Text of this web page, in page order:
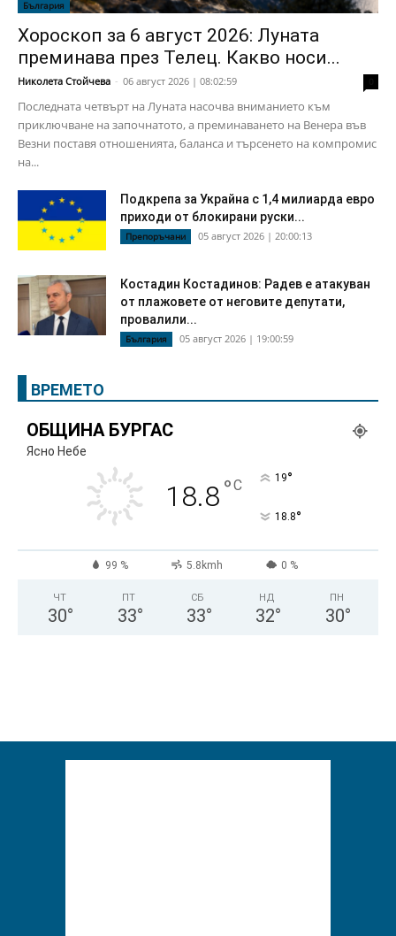
България
Хороскоп за 6 август 2026: Луната
преминава през Телец. Какво носи...
Николета Стойчева - 06 август 2026 | 08:02:59
Последната четвърт на Луната насочва вниманието към
приключване на започнатото, а преминаването на Венера във
Везни поставя отношенията, баланса и търсенето на компромис
на...
Подкрепа за Украйна с 1,4 милиарда евро
приходи от блокирани руски...
Препоръчани 05 август 2026 | 20:00:13
Костадин Костадинов: Радев е атакуван
от плажoвете от неговите депутати,
провалили...
България 05 август 2026 | 19:00:59
ВРЕМЕТО
ОБЩИНА БУРГАС
Ясно Небе
18.8°C 19°
18.8°
99 % 5.8kmh 0 %
ЧТ
30°
ПТ
33°
СБ
33°
НД
32°
ПН
30°